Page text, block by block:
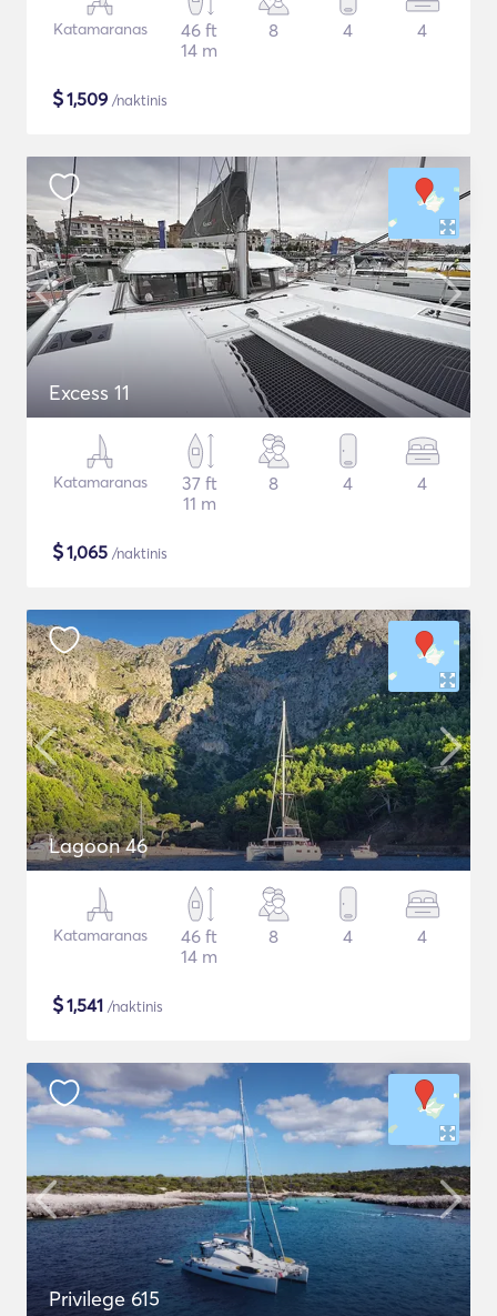
Katamaranas
46 ft
14 m
8 4 4
$1,509 /naktinis
Excess 11
Katamaranas
37 ft
11 m
8 4 4
$1,065 /naktinis
Lagoon 46
Katamaranas
46 ft
14 m
8 4 4
$1,541 /naktinis
Privilege 615